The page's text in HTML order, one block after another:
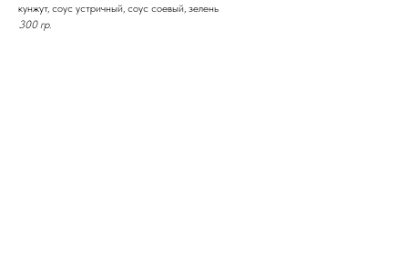
кунжут, соус устричный, соус соевый, зелень
300 гр.